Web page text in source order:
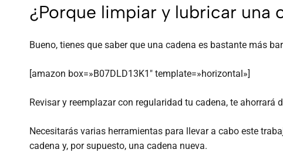
¿Porque limpiar y lubricar una
Bueno, tienes que saber que una cadena es bastante más
[amazon box=»B07DLD13K1″ template=»horizontal»]
Revisar y reemplazar con regularidad tu cadena, te
Necesitarás varias herramientas para llevar a cabo este
cadena y, por supuesto, una cadena nueva.